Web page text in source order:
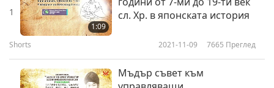
1
1:09
сл. Хр. в японската история
Shorts 2021-11-09 7665 Преглед
Мъдър съвет към